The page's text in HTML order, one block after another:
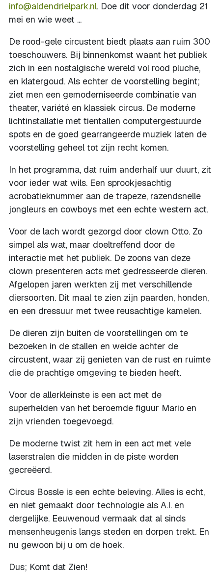
info@aldendrielpark.nl. Doe dit voor donderdag 21
mei en wie weet ...
De rood-gele circustent biedt plaats aan ruim 300
toeschouwers. Bij binnenkomst waant het publiek
zich in een nostalgische wereld vol rood pluche,
en klatergoud. Als echter de voorstelling begint;
ziet men een gemoderniseerde combinatie van
theater, variété en klassiek circus. De moderne
lichtinstallatie met tientallen computergestuurde
spots en de goed gearrangeerde muziek laten de
voorstelling geheel tot zijn recht komen.
In het programma, dat ruim anderhalf uur duurt, zit
voor ieder wat wils. Een sprookjesachtig
acrobatieknummer aan de trapeze, razendsnelle
jongleurs en cowboys met een echte western act.
Voor de lach wordt gezorgd door clown Otto. Zo
simpel als wat, maar doeltreffend door de
interactie met het publiek. De zoons van deze
clown presenteren acts met gedresseerde dieren.
Afgelopen jaren werkten zij met verschillende
diersoorten. Dit maal te zien zijn paarden, honden,
en een dressuur met twee reusachtige kamelen.
De dieren zijn buiten de voorstellingen om te
bezoeken in de stallen en weide achter de
circustent, waar zij genieten van de rust en ruimte
die de prachtige omgeving te bieden heeft.
Voor de allerkleinste is een act met de
superhelden van het beroemde figuur Mario en
zijn vrienden toegevoegd.
De moderne twist zit hem in een act met vele
laserstralen die midden in de piste worden
gecreëerd.
Circus Bossle is een echte beleving. Alles is echt,
en niet gemaakt door technologie als A.I. en
dergelijke. Eeuwenoud vermaak dat al sinds
mensenheugenis langs steden en dorpen trekt. En
nu gewoon bij u om de hoek.
Dus; Komt dat Zien!